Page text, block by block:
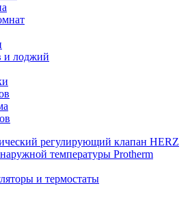
и лоджий
регулирующий клапан HERZ
температуры Protherm
и термостаты